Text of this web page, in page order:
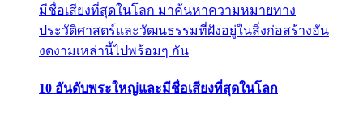
มีชื่อเสียงที่สุดในโลก มาค้นหาความหมายทาง
ประวัติศาสตร์และวัฒนธรรมที่ฝังอยู่ในสิ่งก่อสร้างอัน
งดงามเหล่านี้ไปพร้อมๆ กัน
10 อันดับพระใหญ่และมีชื่อเสียงที่สุดในโลก